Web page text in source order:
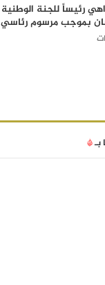
رئيساً للجنة الوطنية
بموجب مرسوم رئاسي
بـ*